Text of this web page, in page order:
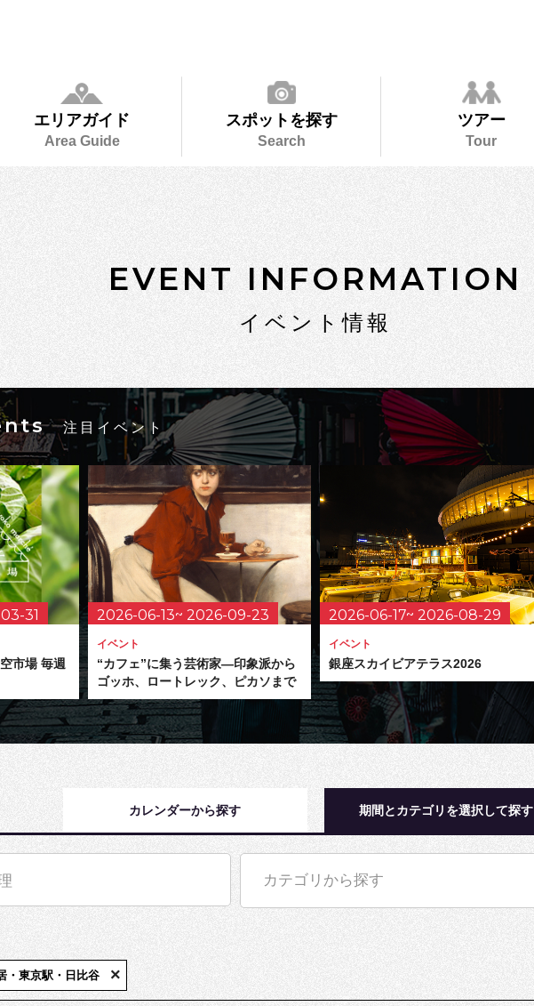
エリアガイド
Area Guide
スポットを探す
Search
ツアー
Tour
EVENT INFORMATION
イベント情報
注目イベント
31
市場 毎週
2026-06-13~ 2026-09-23
イベント
“カフェ”に集う芸術家―印象派から
ゴッホ、ロートレック、ピカソまで
2026-06-17~ 2026-08-29
イベント
銀座スカイビアテラス2026
カレンダーから探す 期間とカテゴリを選択して探す
カテゴリから探す
・東京駅・日比谷 ×